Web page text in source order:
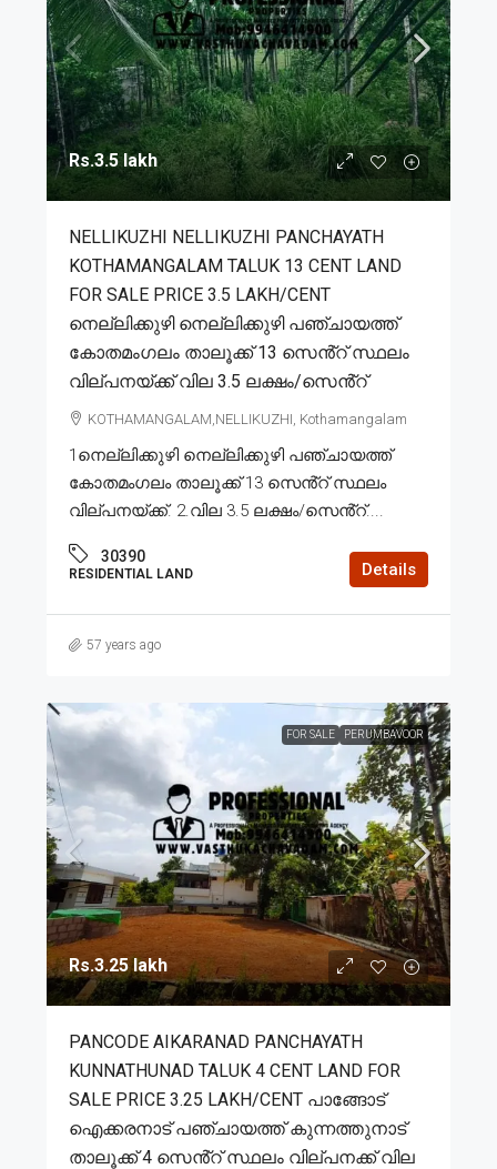
Rs.3.5 lakh
NELLIKUZHI NELLIKUZHI PANCHAYATH
KOTHAMANGALAM TALUK 13 CENT LAND
FOR SALE PRICE 3.5 LAKH/CENT
നെല്ലിക്കുഴി നെല്ലിക്കുഴി പഞ്ചായത്ത്
കോതമംഗലം താലൂക്ക് 13 സെൻ്റ് സ്ഥലം
വില്പനയ്ക്ക് വില 3.5 ലക്ഷം/സെൻ്റ്
KOTHAMANGALAM,NELLIKUZHI, Kothamangalam
1നെല്ലിക്കുഴി നെല്ലിക്കുഴി പഞ്ചായത്ത്
കോതമംഗലം താലൂക്ക് 13 സെൻ്റ് സ്ഥലം
വില്പനയ്ക്ക്. 2.വില 3.5 ലക്ഷം/സെൻ്റ്....
30390
RESIDENTIAL LAND Details
57 years ago
FOR SALE PERUMBAVOOR
Rs.3.25 lakh
PANCODE AIKARANAD PANCHAYATH
KUNNATHUNAD TALUK 4 CENT LAND FOR
SALE PRICE 3.25 LAKH/CENT പാങ്ങോട്
ഐക്കരനാട് പഞ്ചായത്ത് കുന്നത്തുനാട്
താലൂക്ക് 4 സെൻ്റ് സ്ഥലം വില്പനക്ക് വില